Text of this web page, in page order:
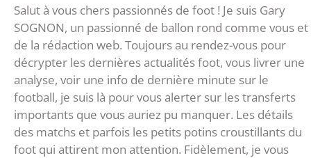
Salut à vous chers passionnés de foot ! Je suis Gary
SOGNON, un passionné de ballon rond comme vous et
de la rédaction web. Toujours au rendez-vous pour
décrypter les dernières actualités foot, vous livrer une
analyse, voir une info de dernière minute sur le
football, je suis là pour vous alerter sur les transferts
importants que vous auriez pu manquer. Les détails
des matchs et parfois les petits potins croustillants du
foot qui attirent mon attention. Fidèlement, je vous